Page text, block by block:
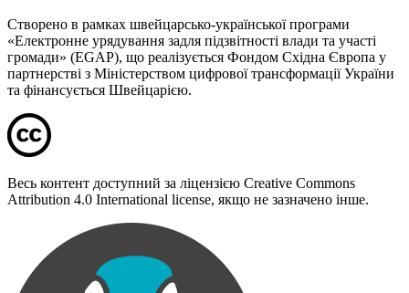
Створено в рамках швейцарсько-української програми
«Електронне урядування задля підзвітності влади та участі
громади» (EGAP), що реалізується Фондом Східна Європа у
партнерстві з Міністерством цифрової трансформації України
та фінансується Швейцарією.
Весь контент доступний за ліцензією Creative Commons
Attribution 4.0 International license, якщо не зазначено інше.